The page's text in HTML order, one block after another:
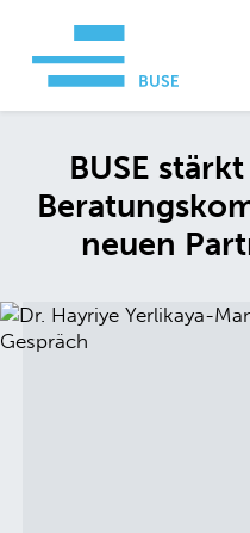
BUSE
neuen